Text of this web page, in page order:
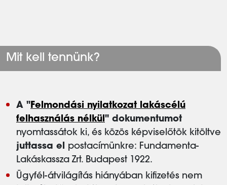
Mit kell tennünk?
A "Felmondási nyilatkozat lakáscélú
felhasználás nélkül" dokumentumot
nyomtassátok ki, és közös képviselőtök kitöltve
juttassa el postacímünkre: Fundamenta-
Lakáskassza Zrt. Budapest 1922.
Ügyfél-átvilágítás hiányában kifizetés nem